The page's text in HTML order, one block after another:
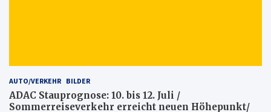
AUTO/VERKEHR BILDER
ADAC Stauprognose: 10. bis 12. Juli /
Sommerreiseverkehr erreicht neuen Höhepunkt/